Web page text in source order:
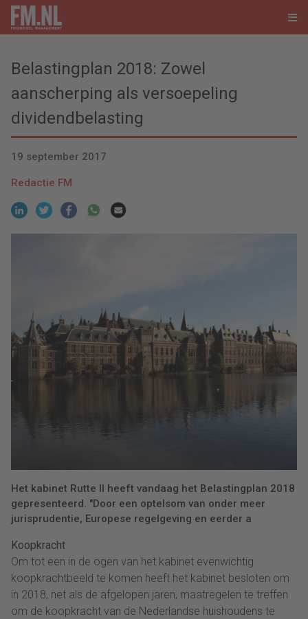
Belastingplan 2018: Zowel
aanscherping als versoepeling
dividendbelasting
19 september 2017
Redactie FM
Het kabinet Rutte II heeft vandaag het Belastingplan 2018
gepresenteerd. "Door een optelsom van onder meer
jurisprudentie, Europese regelgeving en eerder a
Koopkracht
Om tot een in de ogen van het kabinet evenwichtig
koopkrachtbeeld te komen heeft het kabinet besloten om
in 2018, net als de afgelopen jaren, maatregelen te treffen
om de koopkracht van de Nederlandse huishoudens te